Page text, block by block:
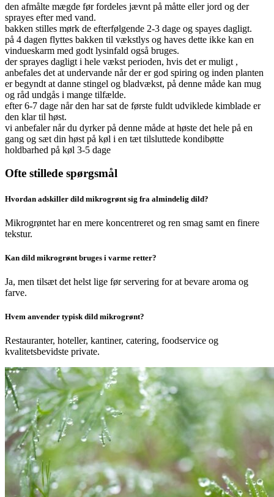
den afmålte mægde før fordeles jævnt på måtte eller jord og der
sprayes efter med vand.
bakken stilles mørk de efterfølgende 2-3 dage og spayes dagligt.
på 4 dagen flyttes bakken til vækstlys og haves dette ikke kan en
vindueskarm med godt lysinfald også bruges.
der sprayes dagligt i hele vækst perioden, hvis det er muligt ,
anbefales det at undervande når der er god spiring og inden planten
er begyndt at danne stingel og bladvækst, på denne måde kan mug
og råd undgås i mange tilfælde.
efter 6-7 dage når den har sat de første fuldt udviklede kimblade er
den klar til høst.
vi anbefaler når du dyrker på denne måde at høste det hele på en
gang og sæt din høst på køl i en tæt tilsluttede kondibøtte
holdbarhed på køl 3-5 dage
Ofte stillede spørgsmål
Hvordan adskiller dild mikrogrønt sig fra almindelig dild?
Mikrogrøntet har en mere koncentreret og ren smag samt en finere
tekstur.
Kan dild mikrogrønt bruges i varme retter?
Ja, men tilsæt det helst lige før servering for at bevare aroma og
farve.
Hvem anvender typisk dild mikrogrønt?
Restauranter, hoteller, kantiner, catering, foodservice og
kvalitetsbevidste private.